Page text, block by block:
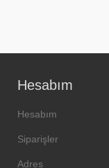
Hesabım
Hesabım
Siparişler
Adres